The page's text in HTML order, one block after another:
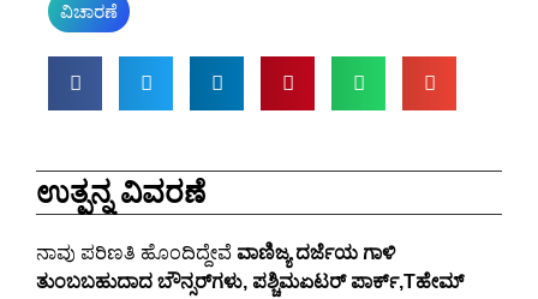
ವಿಚಾರಣೆ
ಉತ್ಪನ್ನ ವಿವರಣೆ
ನಾವು ಪರಿಣತಿ ಹೊಂದಿದ್ದೇವೆ ವಾಣಿಜ್ಯ ದರ್ಜೆಯ ಗಾಳಿ
ತುಂಬಬಹುದಾದ ಬೌನ್ಸರ್‌ಗಳು, ಪಶ್ಚಿಮಏಟರ್ ಪಾರ್ಕ್,Tಹೇಮ್